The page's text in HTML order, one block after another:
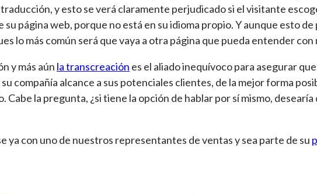
traducción, y esto se verá claramente perjudicado si el visitante
su página web, porque no está en su idioma propio. Y aunque esto
lo más común será que vaya a otra página que pueda entender con
y más aún la transcreación es el aliado inequívoco para asegurar
compañía alcance a sus potenciales clientes, de la mejor forma
Cabe la pregunta, ¿si tiene la opción de hablar por sí mismo,
ya con uno de nuestros representantes de ventas y sea parte de su